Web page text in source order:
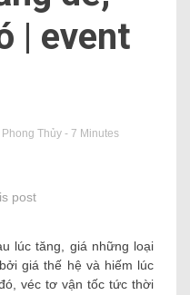
| event
Phong Thủy - 7 Minutes
post
lúc tăng, giá những loại
giá thế hệ và hiếm lúc
véc tơ vận tốc tức thời